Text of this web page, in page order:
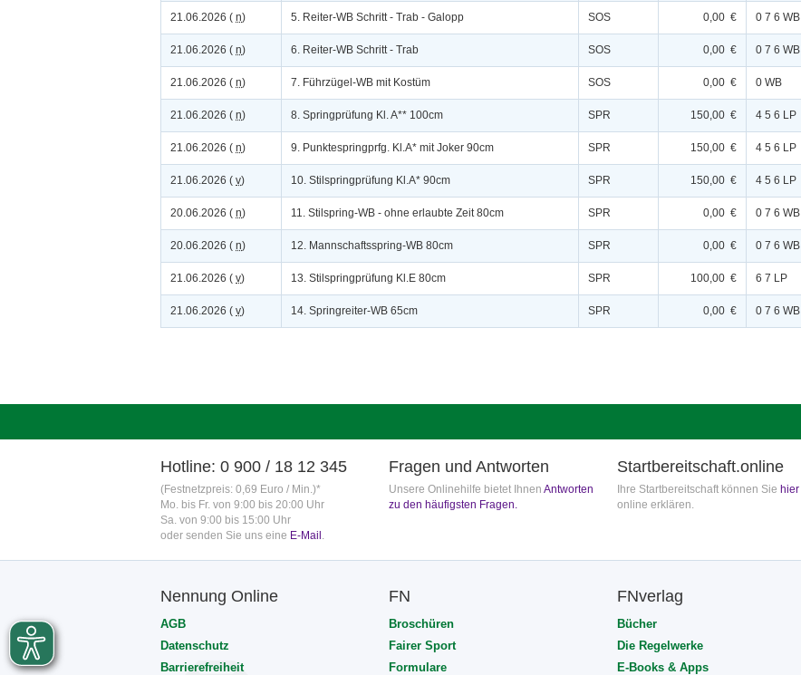
21.06.2026 ( n) 5. Reiter-WB Schritt - Trab - Galopp SOS 0,00 € 0 7 6 WB
21.06.2026 ( n) 6. Reiter-WB Schritt - Trab SOS 0,00 € 0 7 6 WB
21.06.2026 ( n) 7. Führzügel-WB mit Kostüm SOS 0,00 € 0 WB
21.06.2026 ( n) 8. Springprüfung Kl. A** 100cm SPR 150,00 € 4 5 6 LP
21.06.2026 ( n) 9. Punktespringprfg. Kl.A* mit Joker 90cm SPR 150,00 € 4 5 6 LP
21.06.2026 ( v) 10. Stilspringprüfung Kl.A* 90cm SPR 150,00 € 4 5 6 LP
20.06.2026 ( n) 11. Stilspring-WB - ohne erlaubte Zeit 80cm SPR 0,00 € 0 7 6 WB
20.06.2026 ( n) 12. Mannschaftsspring-WB 80cm SPR 0,00 € 0 7 6 WB
21.06.2026 ( v) 13. Stilspringprüfung Kl.E 80cm SPR 100,00 € 6 7 LP
21.06.2026 ( v) 14. Springreiter-WB 65cm SPR 0,00 € 0 7 6 WB
Hotline: 0 900 / 18 12 345
(Festnetzpreis: 0,69 Euro / Min.)*
Mo. bis Fr. von 9:00 bis 20:00 Uhr
Sa. von 9:00 bis 15:00 Uhr
oder senden Sie uns eine E-Mail .
Fragen und Antworten
Unsere Onlinehilfe bietet Ihnen Antworten
zu den häufigsten Fragen.
Startbereitschaft.online
Ihre Startbereitschaft können Sie hier
online erklären.
Nennung Online
AGB
Datenschutz
Barrierefreiheit
FN
Broschüren
Fairer Sport
Formulare
FNverlag
Bücher
Die Regelwerke
E-Books & Apps